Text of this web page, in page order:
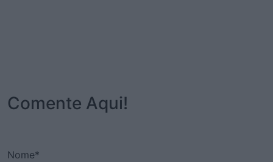
Comente Aqui!
Nome*